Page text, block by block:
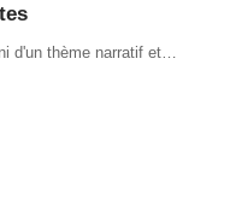
d'un thème narratif et…